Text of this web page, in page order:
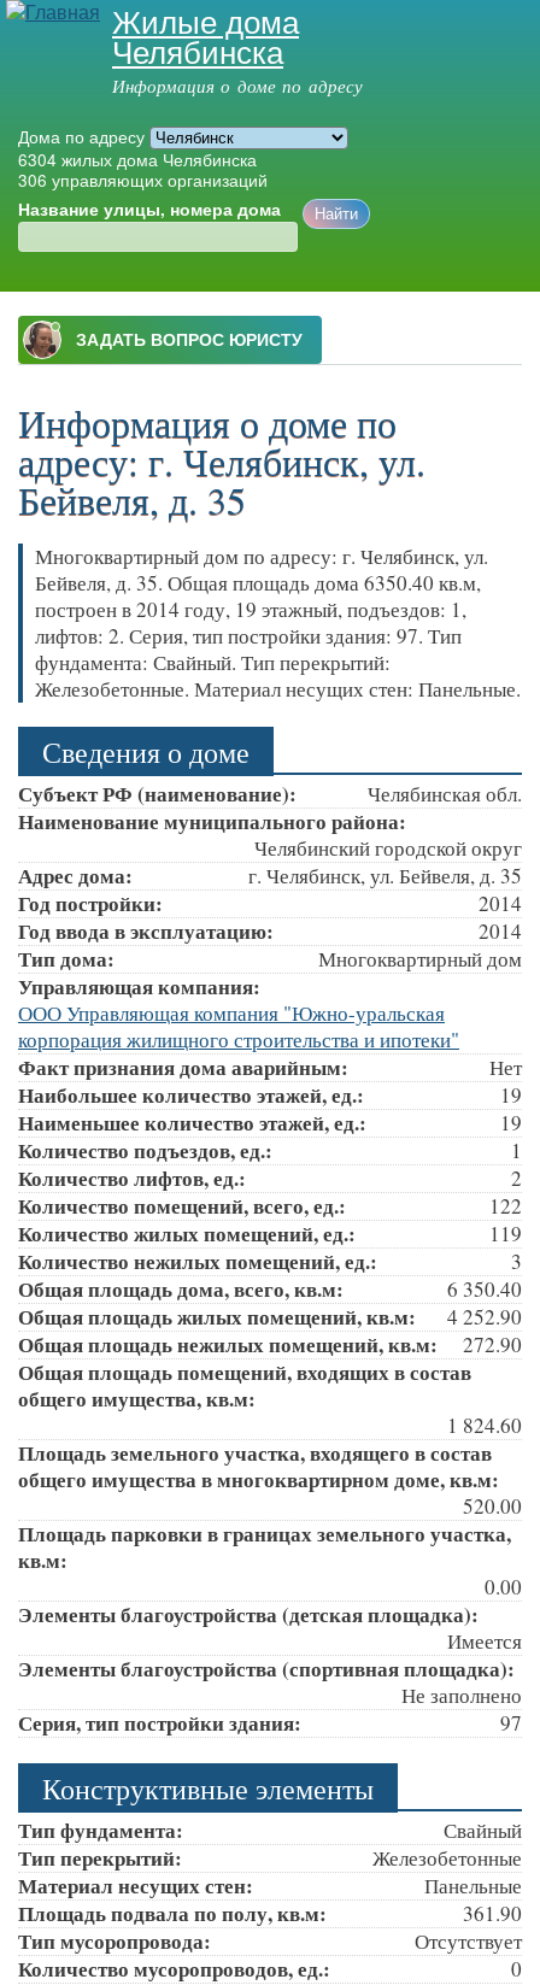
Перейти к
основному
содержанию
Жилые дома
Челябинска
Информация о доме по адресу
Дома по адресу
6304 жилых дома Челябинска
306 управляющих организаций
Название улицы, номера дома
Главное меню
Информация о доме по
адресу: г. Челябинск, ул.
Бейвеля, д. 35
Многоквартирный дом по адресу: г. Челябинск, ул.
Бейвеля, д. 35. Общая площадь дома 6350.40 кв.м,
построен в 2014 году, 19 этажный, подъездов: 1,
лифтов: 2. Серия, тип постройки здания: 97. Тип
фундамента: Свайный. Тип перекрытий:
Железобетонные. Материал несущих стен: Панельные.
Сведения о доме
Субъект РФ (наименование): Челябинская обл.
Наименование муниципального района:
Челябинский городской округ
Адрес дома: г. Челябинск, ул. Бейвеля, д. 35
Год постройки: 2014
Год ввода в эксплуатацию: 2014
Тип дома: Многоквартирный дом
Управляющая компания:
ООО Управляющая компания "Южно-уральская
корпорация жилищного строительства и ипотеки"
Факт признания дома аварийным: Нет
Наибольшее количество этажей, ед.: 19
Наименьшее количество этажей, ед.: 19
Количество подъездов, ед.: 1
Количество лифтов, ед.: 2
Количество помещений, всего, ед.: 122
Количество жилых помещений, ед.: 119
Количество нежилых помещений, ед.: 3
Общая площадь дома, всего, кв.м: 6 350.40
Общая площадь жилых помещений, кв.м: 4 252.90
Общая площадь нежилых помещений, кв.м: 272.90
Общая площадь помещений, входящих в состав
общего имущества, кв.м:
1 824.60
Площадь земельного участка, входящего в состав
общего имущества в многоквартирном доме, кв.м:
520.00
Площадь парковки в границах земельного участка,
кв.м:
0.00
Элементы благоустройства (детская площадка):
Имеется
Элементы благоустройства (спортивная площадка):
Не заполнено
Серия, тип постройки здания: 97
Конструктивные элементы
Тип фундамента: Свайный
Тип перекрытий: Железобетонные
Материал несущих стен: Панельные
Площадь подвала по полу, кв.м: 361.90
Тип мусоропровода: Отсутствует
Количество мусоропроводов, ед.: 0